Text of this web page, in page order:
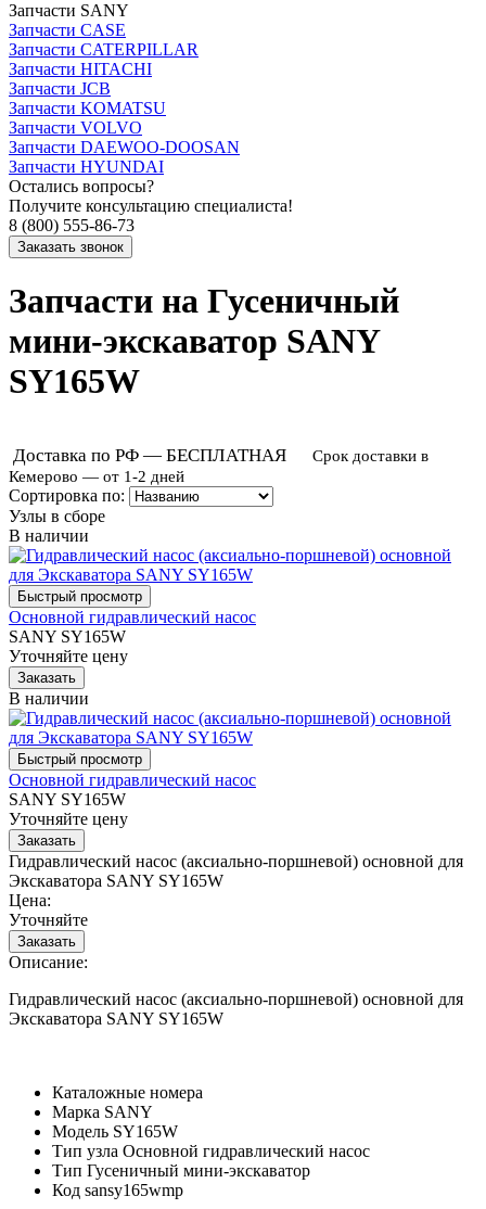
Запчасти SANY
Запчасти CASE
Запчасти CATERPILLAR
Запчасти HITACHI
Запчасти JCB
Запчасти KOMATSU
Запчасти VOLVO
Запчасти DAEWOO-DOOSAN
Запчасти HYUNDAI
Остались вопросы?
Получите консультацию специалиста!
8 (800) 555-86-73
Запчасти на Гусеничный
мини-экскаватор SANY
SY165W
Доставка по РФ — БЕСПЛАТНАЯ
Срок доставки в
Кемерово — от 1-2 дней
Сортировка по:
Узлы в сборе
В наличии
Основной гидравлический насос
SANY SY165W
Уточняйте цену
В наличии
Основной гидравлический насос
SANY SY165W
Уточняйте цену
Гидравлический насос (аксиально-поршневой) основной для
Экскаватора SANY SY165W
Цена:
Уточняйте
Описание:
Гидравлический насос (аксиально-поршневой) основной для
Экскаватора SANY SY165W
Каталожные номера
Марка SANY
Модель SY165W
Тип узла Основной гидравлический насос
Тип Гусеничный мини-экскаватор
Код sansy165wmp